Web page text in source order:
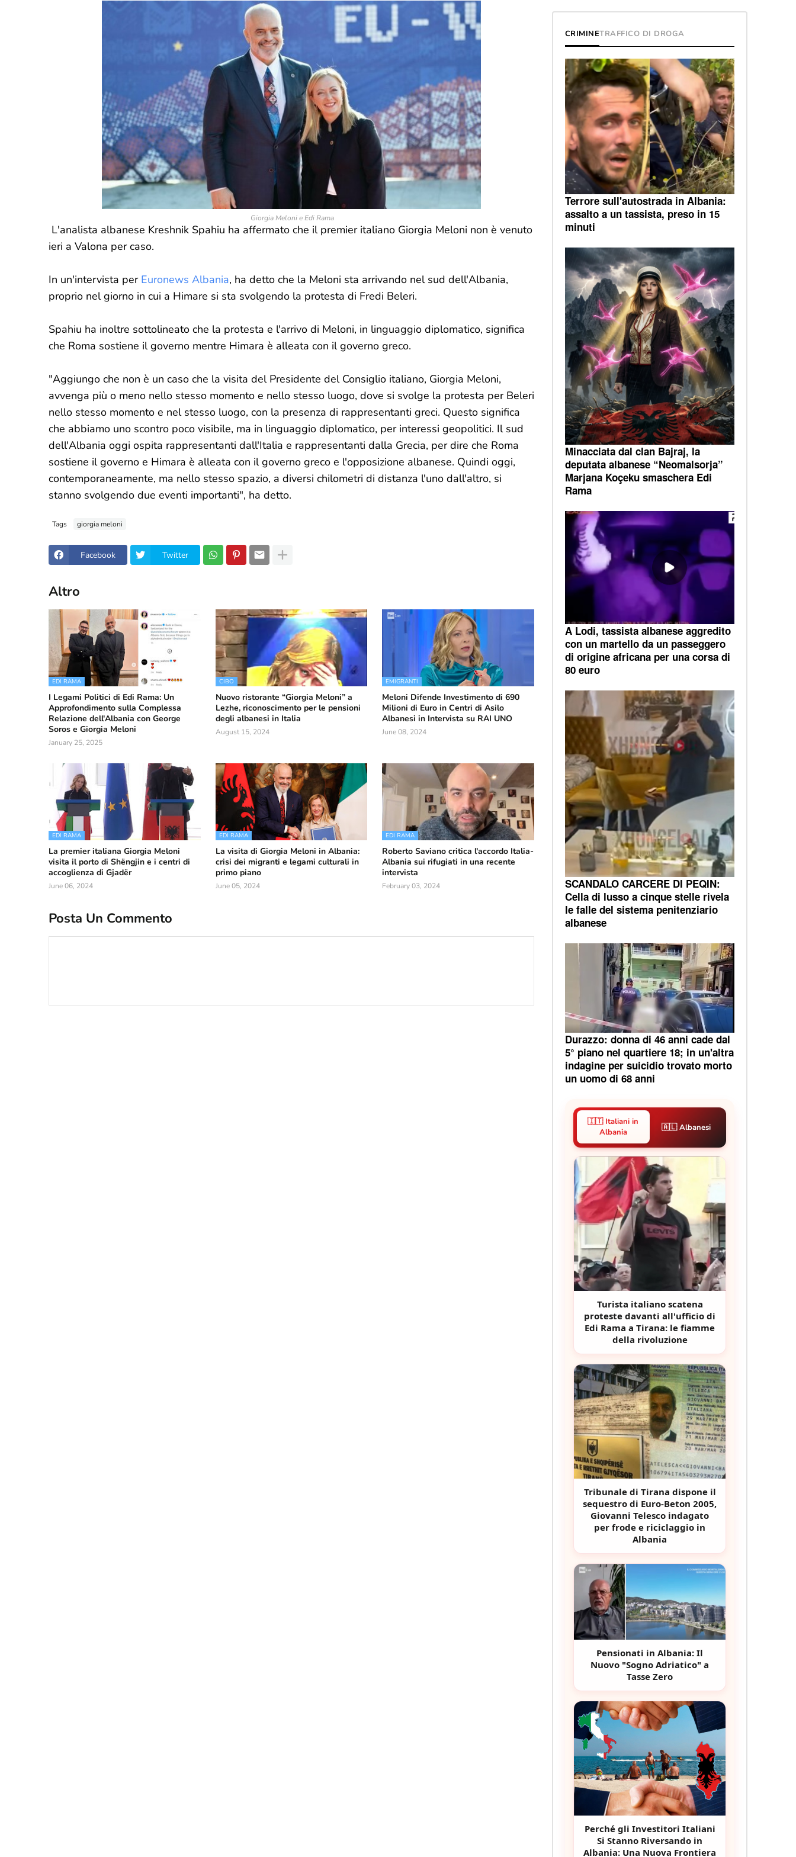
Giorgia Meloni e Edi Rama
L'analista albanese Kreshnik Spahiu ha affermato che il premier italiano Giorgia Meloni non è venuto
ieri a Valona per caso.
In un'intervista per Euronews Albania, ha detto che la Meloni sta arrivando nel sud dell'Albania,
proprio nel giorno in cui a Himare si sta svolgendo la protesta di Fredi Beleri.
Spahiu ha inoltre sottolineato che la protesta e l'arrivo di Meloni, in linguaggio diplomatico, significa
che Roma sostiene il governo mentre Himara è alleata con il governo greco.
"Aggiungo che non è un caso che la visita del Presidente del Consiglio italiano, Giorgia Meloni,
avvenga più o meno nello stesso momento e nello stesso luogo, dove si svolge la protesta per Beleri
nello stesso momento e nel stesso luogo, con la presenza di rappresentanti greci. Questo significa
che abbiamo uno scontro poco visibile, ma in linguaggio diplomatico, per interessi geopolitici. Il sud
dell'Albania oggi ospita rappresentanti dall'Italia e rappresentanti dalla Grecia, per dire che Roma
sostiene il governo e Himara è alleata con il governo greco e l'opposizione albanese. Quindi oggi,
contemporaneamente, ma nello stesso spazio, a diversi chilometri di distanza l'uno dall'altro, si
stanno svolgendo due eventi importanti", ha detto.
Tags giorgia meloni
Facebook Twitter
Altro
EDI RAMA
I Legami Politici di Edi Rama: Un
Approfondimento sulla Complessa
Relazione dell'Albania con George
Soros e Giorgia Meloni
January 25, 2025
CIBO
Nuovo ristorante “Giorgia Meloni” a
Lezhe, riconoscimento per le pensioni
degli albanesi in Italia
August 15, 2024
EMIGRANTI
Meloni Difende Investimento di 690
Milioni di Euro in Centri di Asilo
Albanesi in Intervista su RAI UNO
June 08, 2024
EDI RAMA
La premier italiana Giorgia Meloni
visita il porto di Shëngjin e i centri di
accoglienza di Gjadër
June 06, 2024
EDI RAMA
La visita di Giorgia Meloni in Albania:
crisi dei migranti e legami culturali in
primo piano
June 05, 2024
EDI RAMA
Roberto Saviano critica l'accordo Italia-
Albania sui rifugiati in una recente
intervista
February 03, 2024
Posta Un Commento
CRIMINETRAFFICO DI DROGA
Terrore sull'autostrada in Albania:
assalto a un tassista, preso in 15
minuti
Minacciata dal clan Bajraj, la
deputata albanese “Neomalsorja”
Marjana Koçeku smaschera Edi
Rama
A Lodi, tassista albanese aggredito
con un martello da un passeggero
di origine africana per una corsa di
80 euro
SCANDALO CARCERE DI PEQIN:
Cella di lusso a cinque stelle rivela
le falle del sistema penitenziario
albanese
Durazzo: donna di 46 anni cade dal
5° piano nel quartiere 18; in un'altra
indagine per suicidio trovato morto
un uomo di 68 anni
🇮🇹 Italiani in
Albania
🇦🇱 Albanesi
Turista italiano scatena
proteste davanti all'ufficio di
Edi Rama a Tirana: le fiamme
della rivoluzione
Tribunale di Tirana dispone il
sequestro di Euro-Beton 2005,
Giovanni Telesco indagato
per frode e riciclaggio in
Albania
Pensionati in Albania: Il
Nuovo "Sogno Adriatico" a
Tasse Zero
Perché gli Investitori Italiani
Si Stanno Riversando in
Albania: Una Nuova Frontiera